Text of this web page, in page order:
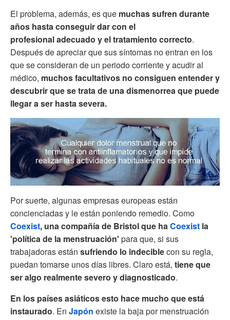
El problema, además, es que muchas sufren durante
años hasta conseguir dar con el
profesional adecuado y el tratamiento correcto.
Después de apreciar que sus síntomas no entran en los
que se consideran de un periodo corriente y acudir al
médico, muchos facultativos no consiguen entender y
descubrir que se trata de una dismenorrea que puede
llegar a ser hasta severa.
Por suerte, algunas empresas europeas están
concienciadas y le están poniendo remedio. Como
Coexist, una compañía de Bristol que haCoexist la
'política de la menstruación' para que, si sus
trabajadoras están sufriendo lo indeciblecon su regla,
puedan tomarse unos días libres. Claro está, tiene que
ser algo realmente severo y diagnosticado.
En los países asiáticos esto hace mucho que está
instaurado. En Japón existe la baja por menstruación